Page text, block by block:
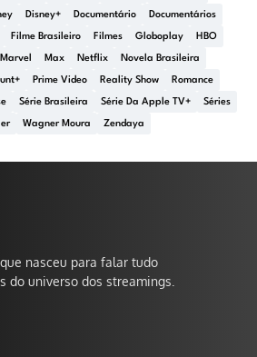
Disney+ Documentário Documentários
Filme Brasileiro Filmes Globoplay HBO
Marvel Max Netflix Novela Brasileira
Prime Video Reality Show Romance
Série Brasileira Série Da Apple TV+ Séries
Wagner Moura Zendaya
nasceu para falar tudo
do universo dos streamings.